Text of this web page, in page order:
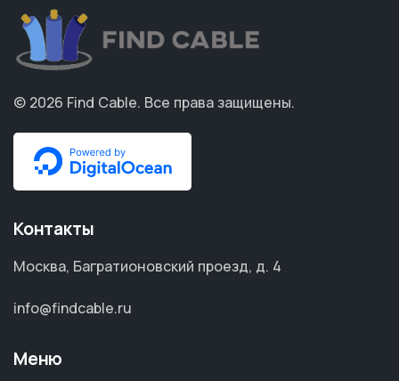
© 2026 Find Cable. Все права защищены.
Контакты
Москва, Багратионовский проезд, д. 4
info@findcable.ru
Меню